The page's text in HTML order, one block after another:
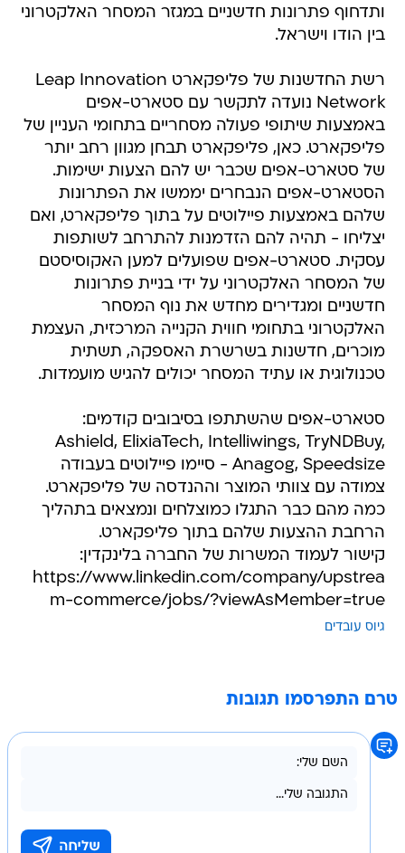
ותדחוף פתרונות חדשניים במגזר המסחר האלקטרוני
בין הודו וישראל.
רשת החדשנות של פליפקארט Leap Innovation
Network נועדה לתקשר עם סטארט-אפים
באמצעות שיתופי פעולה מסחריים בתחומי העניין של
פליפקארט. כאן, פליפקארט תבחן מגוון רחב יותר
של סטארט-אפים שכבר יש להם הצעות ישימות.
הסטארט-אפים הנבחרים יממשו את הפתרונות
שלהם באמצעות פיילוטים על בתוך פליפקארט, ואם
יצליחו - תהיה להם הזדמנות להתרחב לשותפות
עסקית. סטארט-אפים שפועלים למען האקוסיסטם
של המסחר האלקטרוני על ידי בניית פתרונות
חדשניים ומגדירים מחדש את נוף המסחר
האלקטרוני בתחומי חווית הקנייה המרכזית, העצמת
מוכרים, חדשנות בשרשרת האספקה, תשתית
טכנולוגית או עתיד המסחר יכולים להגיש מועמדות.
סטארט-אפים שהשתתפו בסיבובים קודמים:
Ashield, ElixiaTech, Intelliwings, TryNDBuy,
Anagog, Speedsize - סיימו פיילוטים בעבודה
צמודה עם צוותי המוצר וההנדסה של פליפקארט.
כמה מהם כבר התגלו כמוצלחים ונמצאים בתהליך
הרחבת ההצעות שלהם בתוך פליפקארט.
קישור לעמוד המשרות של החברה בלינקדין:
https://www.linkedin.com/company/upstrea
m-commerce/jobs/?viewAsMember=true
גיוס עובדים
טרם התפרסמו תגובות